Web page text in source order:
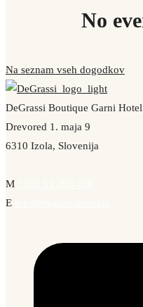
No
Na seznam vseh dogodkov
DeGrassi Boutique Garni Hotel
Drevored 1. maja 9
6310 Izola, Slovenija
M
E